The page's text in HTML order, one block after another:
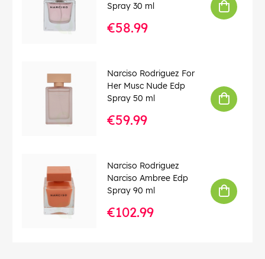
Spray 30 ml
€58.99
Narciso Rodriguez For
Her Musc Nude Edp
Spray 50 ml
€59.99
Narciso Rodriguez
Narciso Ambree Edp
Spray 90 ml
€102.99